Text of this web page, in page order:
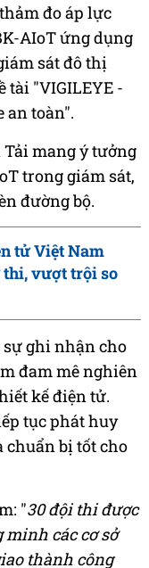
đo áp lực
AIoT ứng dụng
sát đô thị
tài "VIGILEYE -
an toàn".
mang ý tưởng
trong giám sát,
đường bộ.
tử Việt Nam
thi, vượt trội so
sự ghi nhận cho
đam mê nghiên
kế điện tử.
tục phát huy
chuẩn bị tốt cho
"30 đội thi được
các cơ sở
thành công